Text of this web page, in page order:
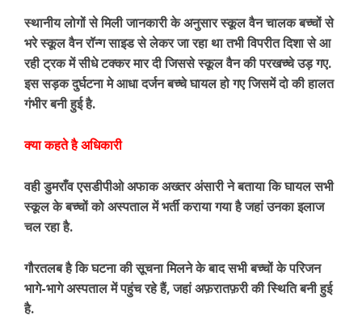
स्थानीय लोगों से मिली जानकारी के अनुसार स्कूल वैन चालक बच्चों से
भरे स्कूल वैन रॉन्ग साइड से लेकर जा रहा था तभी विपरीत दिशा से आ
रही ट्रक में सीधे टक्कर मार दी जिससे स्कूल वैन की परखच्चे उड़ गए.
इस सड़क दुर्घटना मे आधा दर्जन बच्चे घायल हो गए जिसमें दो की हालत
गंभीर बनी हुई है.
क्या कहते है अधिकारी
वही डुमराँव एसडीपीओ अफाक अख्तर अंसारी ने बताया कि घायल सभी
स्कूल के बच्चों को अस्पताल में भर्ती कराया गया है जहां उनका इलाज
चल रहा है.
गौरतलब है कि घटना की सूचना मिलने के बाद सभी बच्चों के परिजन
भागे-भागे अस्पताल में पहुंच रहे हैं, जहां अफ़रातफ़री की स्थिति बनी हुई
है.